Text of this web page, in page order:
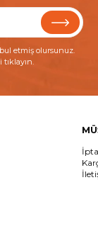
etmiş olursunuz.